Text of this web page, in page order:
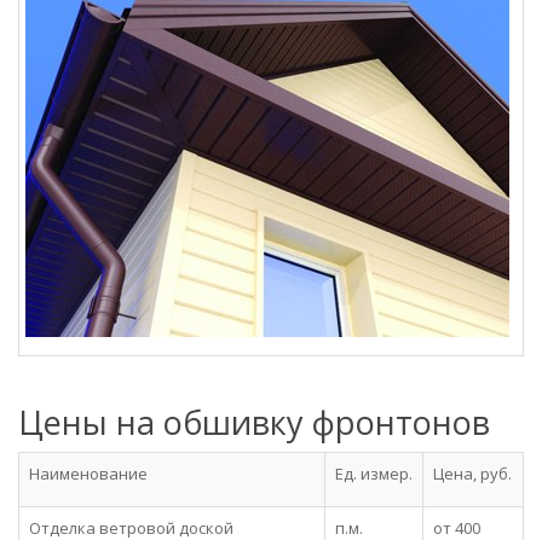
Цены на обшивку фронтонов
Наименование Ед. измер. Цена, руб.
Отделка ветровой доской п.м. от 400